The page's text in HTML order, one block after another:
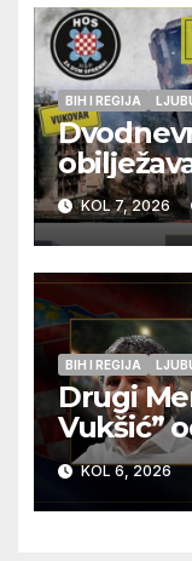
BIH I REGIJA
pogibije
KOL 7, 2026
BIH I REGIJA
Drugi
Vukšić”
12.KOL 6, 2026